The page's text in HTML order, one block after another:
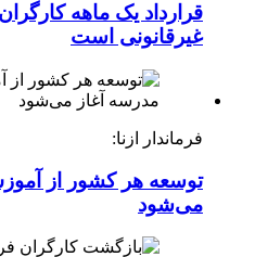
قرارداد یک ماهه
غیرقانونی است
فرماندار ازنا:
توسعه هر کشور از
می‌شود